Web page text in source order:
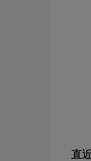
直